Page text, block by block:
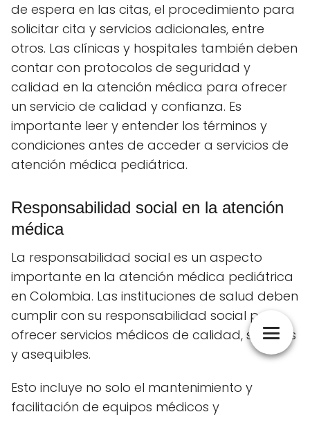
de espera en las citas, el procedimiento para
solicitar cita y servicios adicionales, entre
otros. Las clínicas y hospitales también deben
contar con protocolos de seguridad y
calidad en la atención médica para ofrecer
un servicio de calidad y confianza. Es
importante leer y entender los términos y
condiciones antes de acceder a servicios de
atención médica pediátrica.
Responsabilidad social en la atención
médica
La responsabilidad social es un aspecto
importante en la atención médica pediátrica
en Colombia. Las instituciones de salud deben
cumplir con su responsabilidad social para
ofrecer servicios médicos de calidad, seguros
y asequibles.
Esto incluye no solo el mantenimiento y
facilitación de equipos médicos y